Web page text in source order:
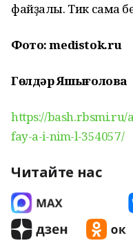
файҙалы. Тик сама
Фото: medistok.ru
Гөлдәр Яҡшығолова
https://
fay-a-i-nim-l-354057/
Читайте нас